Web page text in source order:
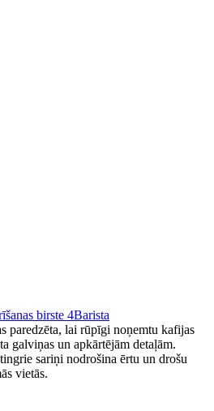
birste 4Barista
paredzēta, lai rūpīgi noņemtu kafijas
galviņas un apkārtējām detaļām.
sariņi nodrošina ērtu un drošu
vietās.